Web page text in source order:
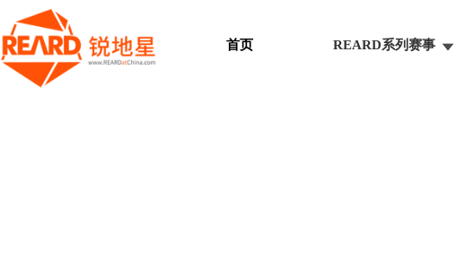
首页 REARD系列赛事